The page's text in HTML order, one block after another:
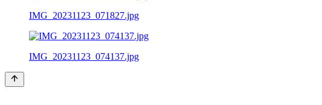
IMG_20231123_071827.jpg
IMG_20231123_074137.jpg